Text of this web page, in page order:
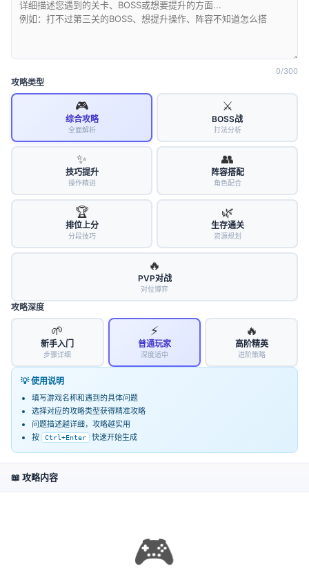
0/300
攻略类型
🎮
综合攻略
全面解析
⚔️
BOSS战
打法分析
✨
技巧提升
操作精进
👥
阵容搭配
角色配合
🏆
排位上分
分段技巧
🌿
生存通关
资源规划
🔥
PVP对战
对位博弈
攻略深度
🌱
新手入门
步骤详细
⚡
普通玩家
深度适中
🔥
高阶精英
进阶策略
💡 使用说明
填写游戏名称和遇到的具体问题
选择对应的攻略类型获得精准攻略
问题描述越详细，攻略越实用
按
Ctrl+Enter 快速开始生成
📖 攻略内容
🎮
操作方法
每个攻略均标注关键技巧、掉落位置和隐藏任务，便于玩
家在激烈对战中做出最优决策。
方法步骤清晰，操作界面友好，帮助玩家轻松掌握规则。
动态调整与互动
平台实时更新数据，通过分析最新游戏动态不断优化策
略。
玩家间可以通过评论与分享交流心得，通过互动实现经验
每一次探寻攻略，都让游戏之旅更具乐趣，使每位玩家在
挑战中找到归属感和成就感。
借助这款工具，玩家不仅能迅速定位所需内容，更能获得
贴合实战的建议。
操作简便、信息精准让每一步决策都充满信心，成就更加
更多工具推荐
景点推荐
解决思路助手
地标识别
利弊分析
谁是卧底
孙子兵法
浏览历史